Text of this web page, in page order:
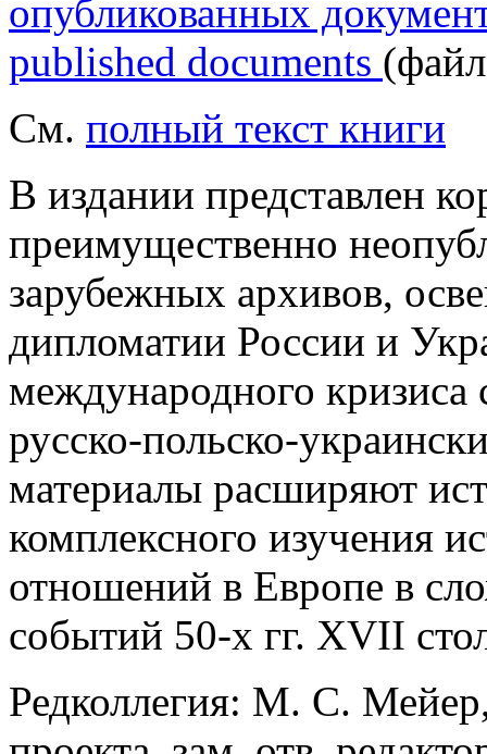
опубликованных
published documents
См. полный текст книги
В издании представлен
преимущественно
зарубежных архивов,
дипломатии России и
международного
русско-польско-
материалы расширяют
комплексного изучения
отношений в Европе в
событий 50-х гг. XVII
Редколлегия: М. С.